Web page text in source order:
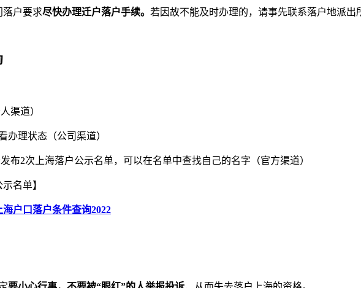
落户要求尽快办理迁户落户手续。 若因故不能及时办理的，请事先联系落户地派出
渠道）
办理状态（公司渠道）
布2次上海落户公示名单，可以在名单中查找自己的名字（官方渠道）
名单】
户口落户条件查询2022